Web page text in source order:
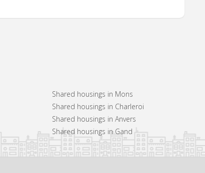
Shared housings in Mons
Shared housings in Charleroi
Shared housings in Anvers
Shared housings in Gand